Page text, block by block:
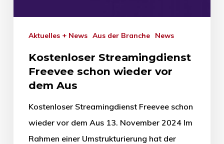
Aktuelles + News Aus der Branche News
Kostenloser Streamingdienst
Freevee schon wieder vor
dem Aus
Kostenloser Streamingdienst Freevee schon
wieder vor dem Aus 13. November 2024 Im
Rahmen einer Umstrukturierung hat der